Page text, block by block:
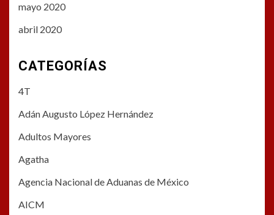
mayo 2020
abril 2020
CATEGORÍAS
4T
Adán Augusto López Hernández
Adultos Mayores
Agatha
Agencia Nacional de Aduanas de México
AICM